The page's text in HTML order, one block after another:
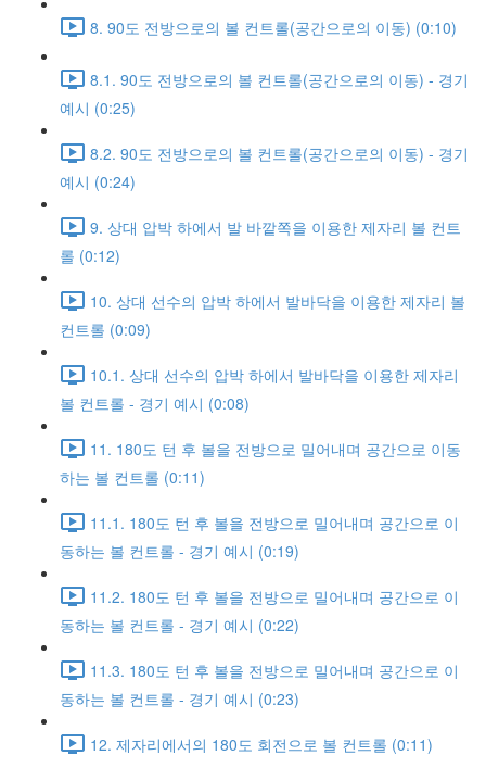
8. 90도 전방으로의 볼 컨트롤(공간으로의 이동) (0:10)
8.1. 90도 전방으로의 볼 컨트롤(공간으로의 이동) - 경기
예시 (0:25)
8.2. 90도 전방으로의 볼 컨트롤(공간으로의 이동) - 경기
예시 (0:24)
9. 상대 압박 하에서 발 바깥쪽을 이용한 제자리 볼 컨트
롤 (0:12)
10. 상대 선수의 압박 하에서 발바닥을 이용한 제자리 볼
컨트롤 (0:09)
10.1. 상대 선수의 압박 하에서 발바닥을 이용한 제자리
볼 컨트롤 - 경기 예시 (0:08)
11. 180도 턴 후 볼을 전방으로 밀어내며 공간으로 이동
하는 볼 컨트롤 (0:11)
11.1. 180도 턴 후 볼을 전방으로 밀어내며 공간으로 이
동하는 볼 컨트롤 - 경기 예시 (0:19)
11.2. 180도 턴 후 볼을 전방으로 밀어내며 공간으로 이
동하는 볼 컨트롤 - 경기 예시 (0:22)
11.3. 180도 턴 후 볼을 전방으로 밀어내며 공간으로 이
동하는 볼 컨트롤 - 경기 예시 (0:23)
12. 제자리에서의 180도 회전으로 볼 컨트롤 (0:11)